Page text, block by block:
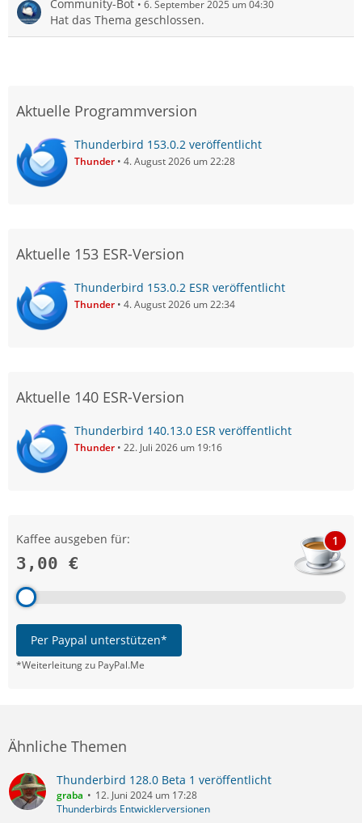
Community-Bot 6. September 2025 um 04:30
Hat das Thema geschlossen.
Aktuelle Programmversion
Thunderbird 153.0.2 veröffentlicht
Thunder 4. August 2026 um 22:28
Aktuelle 153 ESR-Version
Thunderbird 153.0.2 ESR veröffentlicht
Thunder 4. August 2026 um 22:34
Aktuelle 140 ESR-Version
Thunderbird 140.13.0 ESR veröffentlicht
Thunder 22. Juli 2026 um 19:16
Kaffee ausgeben für:
3,00 €
1
Per Paypal unterstützen*
*Weiterleitung zu PayPal.Me
Ähnliche Themen
Thunderbird 128.0 Beta 1 veröffentlicht
graba
12. Juni 2024 um 17:28
Thunderbirds Entwicklerversionen